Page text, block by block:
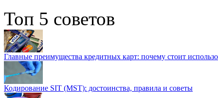
Топ 5 советов
Главные преимущества кредитных карт: почему стоит
Кодирование SIT (MST): достоинства, правила и советы